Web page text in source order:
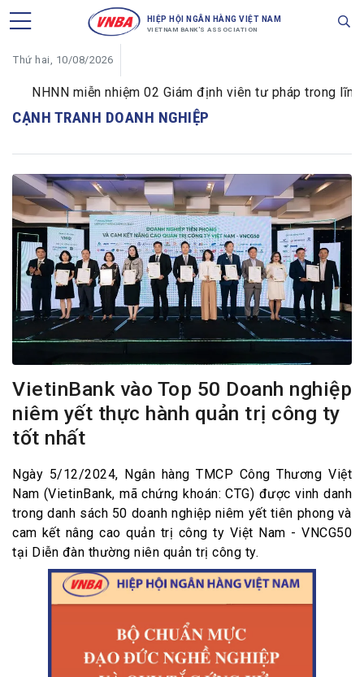
HIỆP HỘI NGÂN HÀNG VIỆT NAM
VIETNAM BANK'S ASSOCIATION
Thứ hai, 10/08/2026
NHNN miễn nhiệm 02 Giám định viên tư pháp trong lĩnh
CẠNH TRANH DOANH NGHIỆP
VietinBank vào Top 50 Doanh nghiệp
niêm yết thực hành quản trị công ty
tốt nhất
Ngày 5/12/2024, Ngân hàng TMCP Công Thương Việt
Nam (VietinBank, mã chứng khoán: CTG) được vinh danh
trong danh sách 50 doanh nghiệp niêm yết tiên phong và
cam kết nâng cao quản trị công ty Việt Nam - VNCG50
tại Diễn đàn thường niên quản trị công ty.